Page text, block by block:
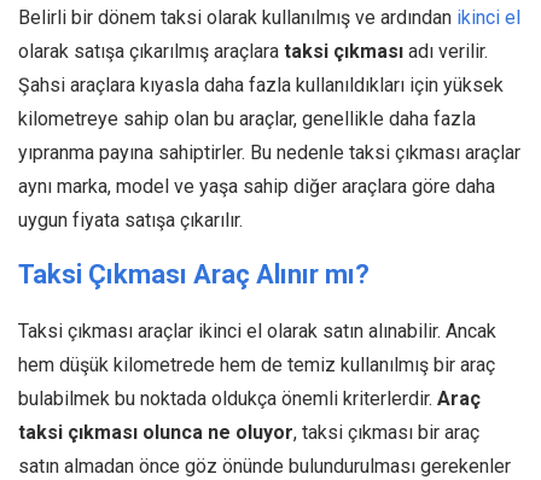
Belirli bir dönem taksi olarak kullanılmış ve ardından ikinci el
olarak satışa çıkarılmış araçlara taksi çıkması adı verilir.
Şahsi araçlara kıyasla daha fazla kullanıldıkları için yüksek
kilometreye sahip olan bu araçlar, genellikle daha fazla
yıpranma payına sahiptirler. Bu nedenle taksi çıkması araçlar
aynı marka, model ve yaşa sahip diğer araçlara göre daha
uygun fiyata satışa çıkarılır.
Taksi Çıkması Araç Alınır mı?
Taksi çıkması araçlar ikinci el olarak satın alınabilir. Ancak
hem düşük kilometrede hem de temiz kullanılmış bir araç
bulabilmek bu noktada oldukça önemli kriterlerdir. Araç
taksi çıkması olunca ne oluyor, taksi çıkması bir araç
satın almadan önce göz önünde bulundurulması gerekenler